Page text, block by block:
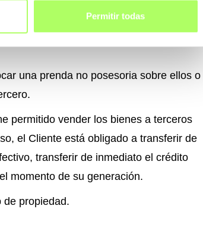
Permitir todas
por Construsoft se entregan bajo la
la propiedad se transferirá al Cliente
una prenda no posesoria sobre ellos o
permitido vender los bienes a terceros
el Cliente está obligado a transferir de
transferir de inmediato el crédito
momento de su generación.
de propiedad.